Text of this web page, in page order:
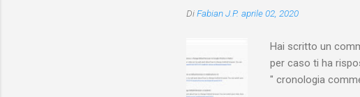
DiFabian J.P. aprile 02, 2020
Hai scritto un
per caso ti ha
" cronologia